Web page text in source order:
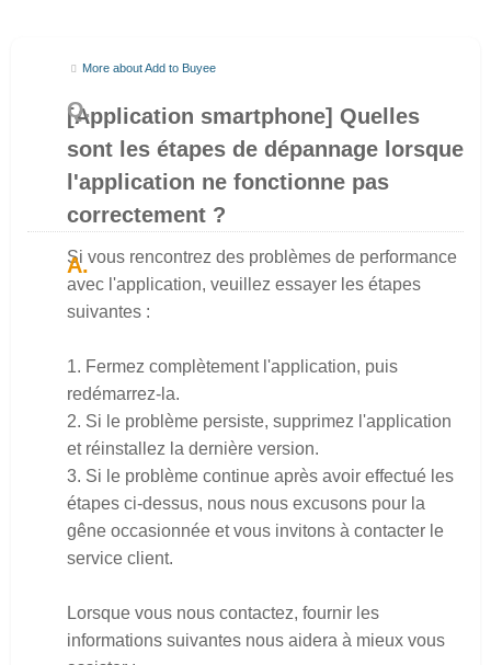
More about Add to Buyee
[Application smartphone] Quelles
sont les étapes de dépannage lorsque
l'application ne fonctionne pas
correctement ?
Si vous rencontrez des problèmes de performance
avec l'application, veuillez essayer les étapes
suivantes :
1. Fermez complètement l'application, puis
redémarrez-la.
2. Si le problème persiste, supprimez l'application
et réinstallez la dernière version.
3. Si le problème continue après avoir effectué les
étapes ci-dessus, nous nous excusons pour la
gêne occasionnée et vous invitons à contacter le
service client.
Lorsque vous nous contactez, fournir les
informations suivantes nous aidera à mieux vous